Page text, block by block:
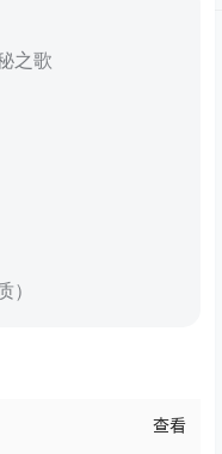
之歌
）
查看